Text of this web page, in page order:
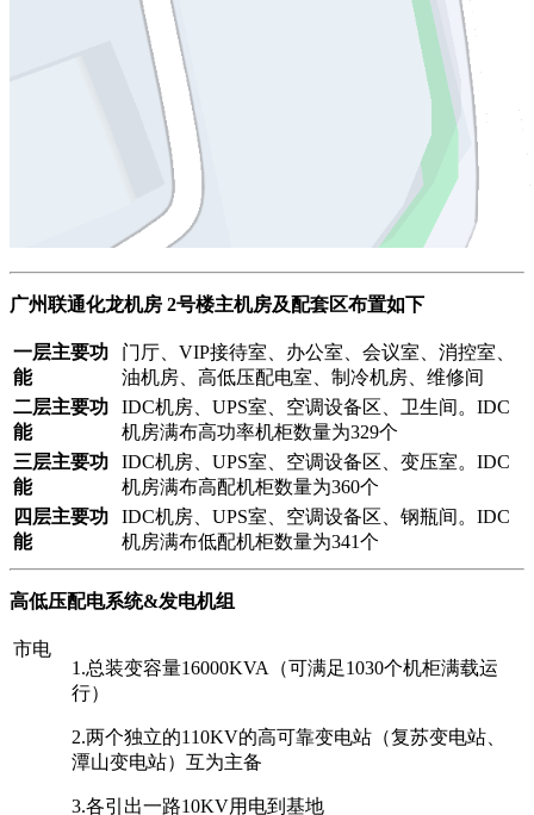
广州联通化龙机房 2号楼主机房及配套区布置如下
一层主要功
能
门厅、VIP接待室、办公室、会议室、消控室、
油机房、高低压配电室、制冷机房、维修间
二层主要功
能
IDC机房、UPS室、空调设备区、卫生间。IDC
机房满布高功率机柜数量为329个
三层主要功
能
IDC机房、UPS室、空调设备区、变压室。IDC
机房满布高配机柜数量为360个
四层主要功
能
IDC机房、UPS室、空调设备区、钢瓶间。IDC
机房满布低配机柜数量为341个
高低压配电系统&发电机组
市电
1.总装变容量16000KVA（可满足1030个机柜满载运
行）
2.两个独立的110KV的高可靠变电站（复苏变电站、
潭山变电站）互为主备
3.各引出一路10KV用电到基地